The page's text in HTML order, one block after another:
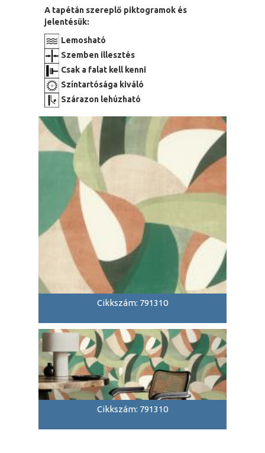
A tapétán szereplő piktogramok és
jelentésük:
Lemosható
Szemben illesztés
Csak a falat kell kenni
Színtartósága kiváló
Szárazon lehúzható
Cikkszám: 791310
Cikkszám: 791310